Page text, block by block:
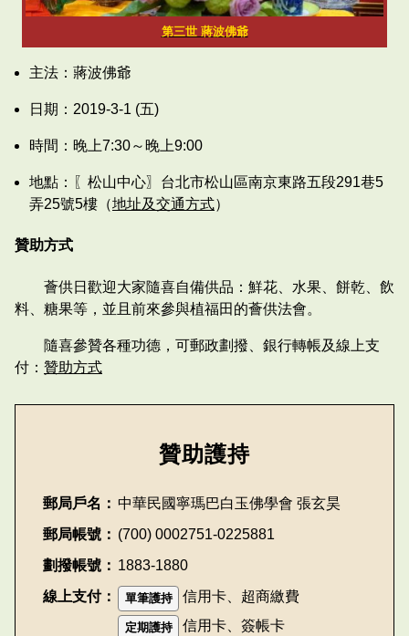
第三世 蔣波佛爺
主法：蔣波佛爺
日期：2019-3-1 (五)
時間：晚上7:30～晚上9:00
地點：〖松山中心〗台北市松山區南京東路五段291巷5
弄25號5樓（地址及交通方式）
贊助方式
薈供日歡迎大家隨喜自備供品：鮮花、水果、餅乾、飲
料、糖果等，並且前來參與植福田的薈供法會。
隨喜參贊各種功德，可郵政劃撥、銀行轉帳及線上支
付： 贊助方式
贊助護持
郵局戶名： 中華民國寧瑪巴白玉佛學會 張玄昊
郵局帳號： (700) 0002751-0225881
劃撥帳號： 1883-1880
線上支付：
單筆護持 信用卡、超商繳費
定期護持
信用卡、簽帳卡